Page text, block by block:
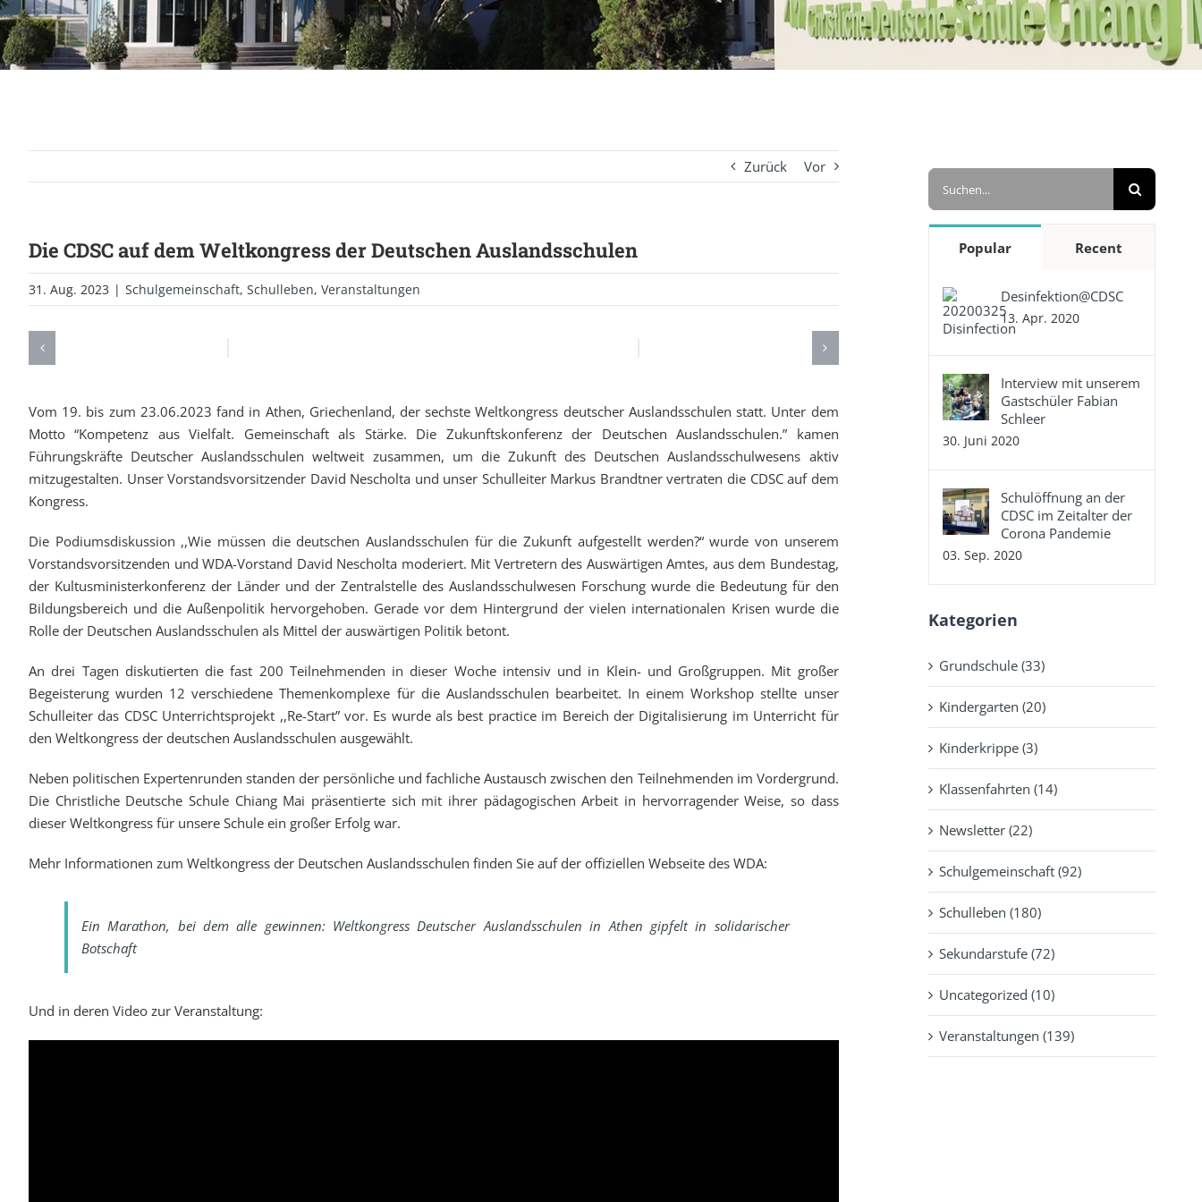
Zurück Vor
Die CDSC auf dem Weltkongress der Deutschen Auslandsschulen
31. Aug. 2023 | Schulgemeinschaft, Schulleben, Veranstaltungen
Vom 19. bis zum 23.06.2023 fand in Athen, Griechenland, der sechste Weltkongress deutscher Auslandsschulen statt. Unter dem
Motto “Kompetenz aus Vielfalt. Gemeinschaft als Stärke. Die Zukunftskonferenz der Deutschen Auslandsschulen.” kamen
Führungskräfte Deutscher Auslandsschulen weltweit zusammen, um die Zukunft des Deutschen Auslandsschulwesens aktiv
mitzugestalten. Unser Vorstandsvorsitzender David Nescholta und unser Schulleiter Markus Brandtner vertraten die CDSC auf dem
Kongress.
Die Podiumsdiskussion ,,Wie müssen die deutschen Auslandsschulen für die Zukunft aufgestellt werden?“ wurde von unserem
Vorstandsvorsitzenden und WDA-Vorstand David Nescholta moderiert. Mit Vertretern des Auswärtigen Amtes, aus dem Bundestag,
der Kultusministerkonferenz der Länder und der Zentralstelle des Auslandsschulwesen Forschung wurde die Bedeutung für den
Bildungsbereich und die Außenpolitik hervorgehoben. Gerade vor dem Hintergrund der vielen internationalen Krisen wurde die
Rolle der Deutschen Auslandsschulen als Mittel der auswärtigen Politik betont.
An drei Tagen diskutierten die fast 200 Teilnehmenden in dieser Woche intensiv und in Klein- und Großgruppen. Mit großer
Begeisterung wurden 12 verschiedene Themenkomplexe für die Auslandsschulen bearbeitet. In einem Workshop stellte unser
Schulleiter das CDSC Unterrichtsprojekt ,,Re-Start” vor. Es wurde als best practice im Bereich der Digitalisierung im Unterricht für
den Weltkongress der deutschen Auslandsschulen ausgewählt.
Neben politischen Expertenrunden standen der persönliche und fachliche Austausch zwischen den Teilnehmenden im Vordergrund.
Die Christliche Deutsche Schule Chiang Mai präsentierte sich mit ihrer pädagogischen Arbeit in hervorragender Weise, so dass
dieser Weltkongress für unsere Schule ein großer Erfolg war.
Mehr Informationen zum Weltkongress der Deutschen Auslandsschulen finden Sie auf der offiziellen Webseite des WDA:
Ein Marathon, bei dem alle gewinnen: Weltkongress Deutscher Auslandsschulen in Athen gipfelt in solidarischer
Botschaft
Und in deren Video zur Veranstaltung:
Suche
Popular Recent
Desinfektion@CDSC
13. Apr. 2020
Interview mit unserem
Gastschüler Fabian
Schleer
30. Juni 2020
Schulöffnung an der
CDSC im Zeitalter der
Corona Pandemie
03. Sep. 2020
Kategorien
Grundschule (33)
Kindergarten (20)
Kinderkrippe (3)
Klassenfahrten (14)
Newsletter (22)
Schulgemeinschaft (92)
Schulleben (180)
Sekundarstufe (72)
Uncategorized (10)
Veranstaltungen (139)